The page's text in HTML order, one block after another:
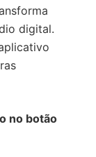
digital.
no botão